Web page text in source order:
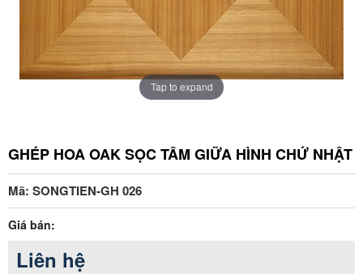
Tap to expand
GHÉP HOA OAK SỌC TÂM GIỮA HÌNH CHỨ NHẬT
Mã: SONGTIEN-GH 026
Giá bán:
Liên hệ